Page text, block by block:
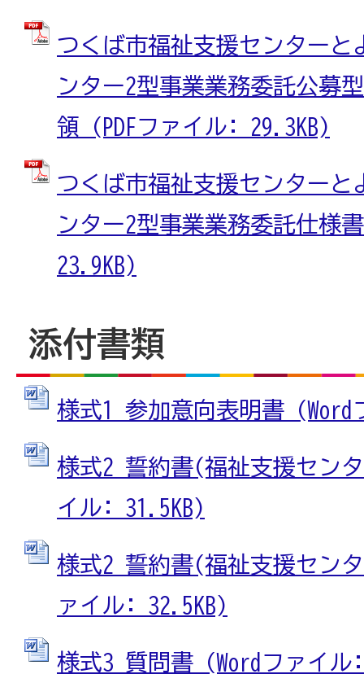
つくば市福祉支援センターと
ンター2型事業業務委託公募
領 (PDFファイル: 29.3KB)
つくば市福祉支援センターと
ンター2型事業業務委託仕様
23.9KB)
添付書類
様式1 参加意向表明書
様式2 誓約書(福祉支援セン
イル: 31.5KB)
様式2 誓約書(福祉支援セン
ァイル: 32.5KB)
様式3 質問書 (Wordファイル